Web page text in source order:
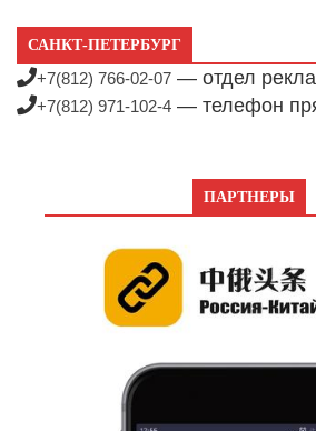
САНКТ-ПЕТЕРБУРГ
+7(812) 766-02-07 — отдел
+7(812) 971-102-4 — телефон
ПАРТНЕРЫ